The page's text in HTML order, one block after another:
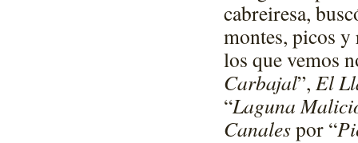
cabreiresa,
montes, picos y
los que vemos
Carbajal”, El
“Laguna
Canalespor “